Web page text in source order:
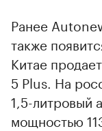
Ранее
также
Китае
5 Plus. На
1,5-литровый
мощностью